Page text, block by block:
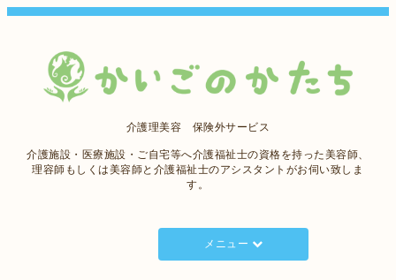
介護理美容 保険外サービス
介護施設・医療施設・ご自宅等へ介護福祉士の資格を持った美容師、
理容師もしくは美容師と介護福祉士のアシスタントがお伺い致しま
す。
メニュー